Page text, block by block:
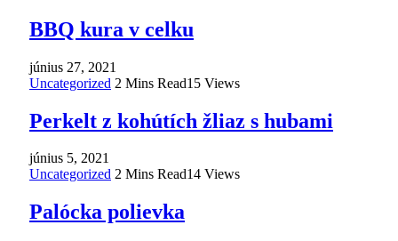
BBQ kura v celku
június 27, 2021
Uncategorized 2 Mins Read15 Views
Perkelt z kohútích žliaz s hubami
június 5, 2021
Uncategorized 2 Mins Read14 Views
Palócka polievka